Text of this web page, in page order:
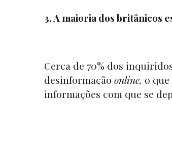
3. A maioria dos britânicos
Cerca de 70% dos
desinformação online, o
informações com que se